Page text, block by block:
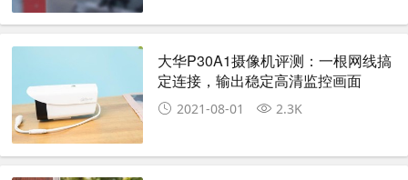
大华P30A1摄像机评测：一根网线搞
定连接，输出稳定高清监控画面
2021-08-01 2.3K